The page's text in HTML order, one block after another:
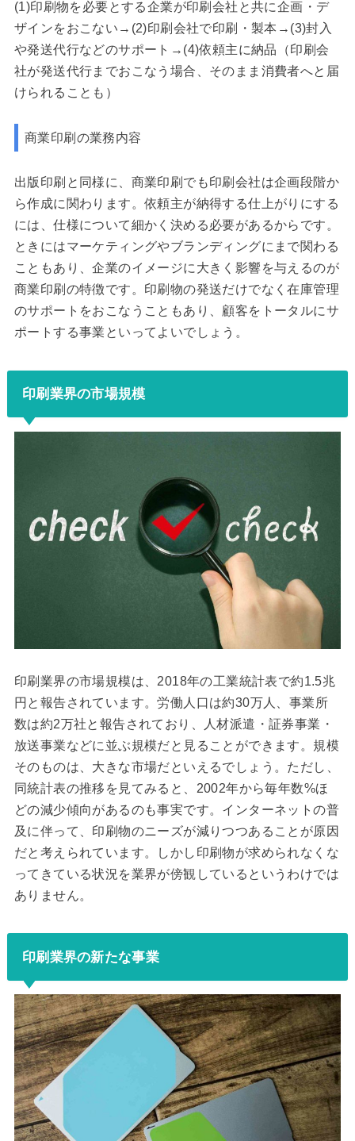
(1)印刷物を必要とする企業が印刷会社と共に企画・デ
ザインをおこない→(2)印刷会社で印刷・製本→(3)封入
や発送代行などのサポート→(4)依頼主に納品（印刷会
社が発送代行までおこなう場合、そのまま消費者へと届
けられることも）
商業印刷の業務内容
出版印刷と同様に、商業印刷でも印刷会社は企画段階か
ら作成に関わります。依頼主が納得する仕上がりにする
には、仕様について細かく決める必要があるからです。
ときにはマーケティングやブランディングにまで関わる
こともあり、企業のイメージに大きく影響を与えるのが
商業印刷の特徴です。印刷物の発送だけでなく在庫管理
のサポートをおこなうこともあり、顧客をトータルにサ
ポートする事業といってよいでしょう。
印刷業界の市場規模
印刷業界の市場規模は、2018年の工業統計表で約1.5兆
円と報告されています。労働人口は約30万人、事業所
数は約2万社と報告されており、人材派遣・証券事業・
放送事業などに並ぶ規模だと見ることができます。規模
そのものは、大きな市場だといえるでしょう。ただし、
同統計表の推移を見てみると、2002年から毎年数%ほ
どの減少傾向があるのも事実です。インターネットの普
及に伴って、印刷物のニーズが減りつつあることが原因
だと考えられています。しかし印刷物が求められなくな
ってきている状況を業界が傍観しているというわけでは
ありません。
印刷業界の新たな事業